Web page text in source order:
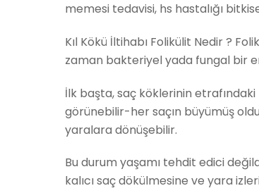
memesi tedavisi, hs hastalığı
Kıl Kökü İltihabı Folikülit Nedir ?
zaman bakteriyel yada fungal bir
İlk başta, saç köklerinin
görünebilir-her saçın büyümüş
yaralara dönüşebilir.
Bu durum yaşamı tehdit edici
kalıcı saç dökülmesine ve yara